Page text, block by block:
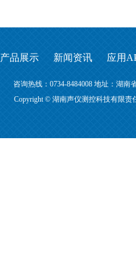
产品展示 新闻资讯 应用
咨询热线：0734-8484008 地址：湖
Copyright © 湖南声仪测控科技有限